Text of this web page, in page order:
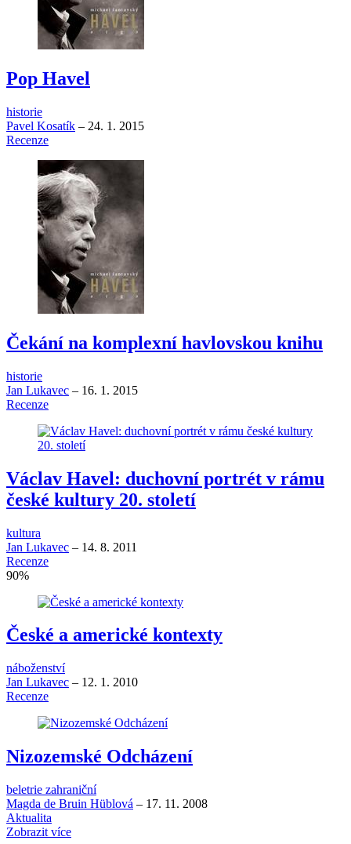
Pop Havel
historie
Pavel Kosatík – 24. 1. 2015
Recenze
Čekání na komplexní havlovskou knihu
historie
Jan Lukavec – 16. 1. 2015
Recenze
Václav Havel: duchovní portrét v rámu
české kultury 20. století
kultura
Jan Lukavec – 14. 8. 2011
Recenze
90%
České a americké kontexty
náboženství
Jan Lukavec – 12. 1. 2010
Recenze
Nizozemské Odcházení
beletrie zahraniční
Magda de Bruin Hüblová – 17. 11. 2008
Aktualita
Zobrazit více